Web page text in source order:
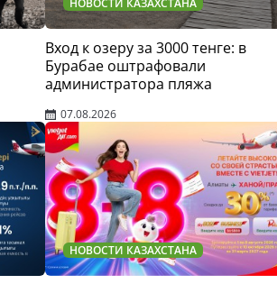
НОВОСТИ КАЗАХСТАНА
Вход к озеру за 3000 тенге: в
Бурабае оштрафовали
администратора пляжа
07.08.2026
НОВОСТИ КАЗАХСТАНА